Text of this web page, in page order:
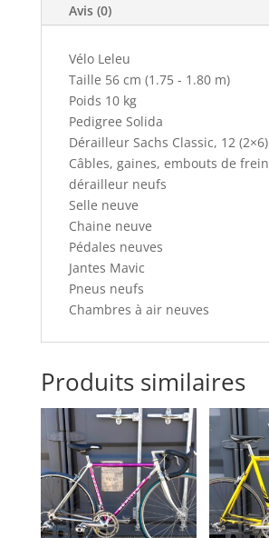
Avis (0)
Vélo Leleu
Taille 56 cm (1.75 - 1.80 m)
Poids 10 kg
Pedigree Solida
Dérailleur Sachs Classic, 12
Câbles, gaines, embouts de
dérailleur neufs
Selle neuve
Chaine neuve
Pédales neuves
Jantes Mavic
Pneus neufs
Chambres à air neuves
Produits similaires